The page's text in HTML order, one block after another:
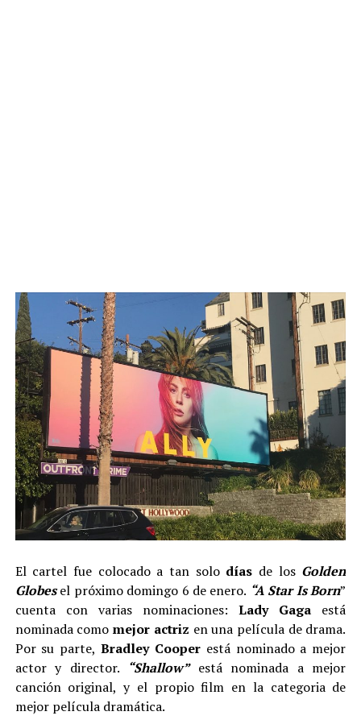
El cartel fue colocado a tan solo días de losGolden
Globesel próximo domingo 6 de enero. “A Star Is Born”
cuenta con varias nominaciones:Lady Gaga está
nominada como mejor actriz en una película de drama.
Por su parte,Bradley Cooper está nominado a mejor
actor y director. “Shallow” está nominada a mejor
canción original, y el propio film en la categoria de
mejor película dramática.